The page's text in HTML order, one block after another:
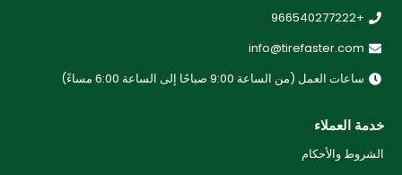
+966540277222
info@tirefaster.com
ساعات العمل (من الساعة 9:00 صباحًا إلى الساعة 6:00 مساءً)
خدمة العملاء
الشروط والأحكام